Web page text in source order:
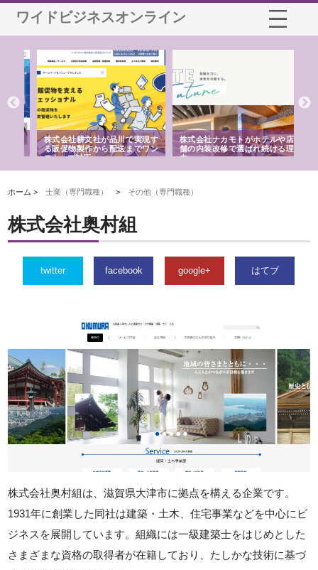
ワイドビジネスオンライン
株式会社耕文社が品川で実現す
る販促物製作から配送までワン
ストップ対応
株式会社ナカモトがホテルや店
舗の内装改修で選ばれ続ける理
由
ホーム >士業（専門職種） > その他（専門職種）
株式会社奥村組
twitter facebook google+ はてブ
株式会社奥村組は、滋賀県大津市に拠点を構える企業です。
1931年に創業した同社は建築・土木、住宅事業などを中心にビ
ジネスを展開しています。組織には一級建築士をはじめとした
さまざまな資格の取得者が在籍しており、たしかな技術に基づ